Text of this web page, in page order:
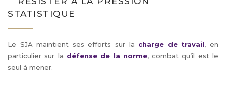
STATISTIQUE
Le SJA maintient ses efforts sur la charge de travail, en
particulier sur la défense de la norme, combat qu’il est le
seul à mener.